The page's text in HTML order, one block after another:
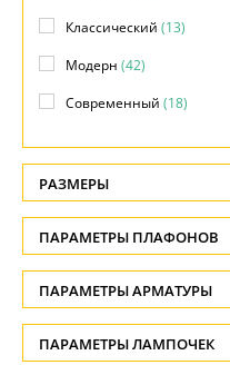
Классический (13)
Модерн (42)
Современный (18)
РАЗМЕРЫ
Высота, см
-
Глубина, см
-
ПАРАМЕТРЫ ПЛАФОНОВ
ФОРМА ПЛАФОНА
Декоративный(8)
ПАРАМЕТРЫ АРМАТУРЫ
ЦВЕТ АРМАТУРЫ
ПАРАМЕТРЫ ЛАМПОЧЕК